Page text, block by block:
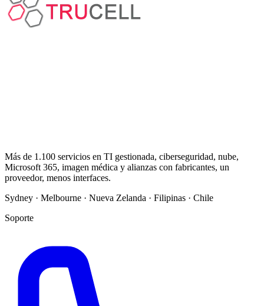
Más de 1.100 servicios en TI gestionada, ciberseguridad, nube,
Microsoft 365, imagen médica y alianzas con fabricantes, un
proveedor, menos interfaces.
Sydney · Melbourne · Nueva Zelanda · Filipinas · Chile
Soporte